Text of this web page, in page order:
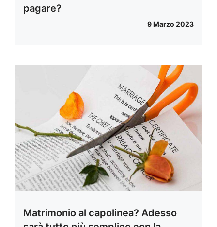
pagare?
9 Marzo 2023
Matrimonio al capolinea? Adesso